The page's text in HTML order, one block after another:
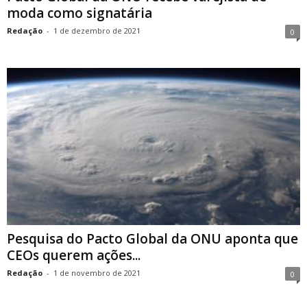
moda como signatária
Redação - 1 de dezembro de 2021 0
Pesquisa do Pacto Global da ONU aponta que
CEOs querem ações...
Redação - 1 de novembro de 2021 0